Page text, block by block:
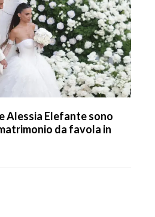
Alessia Elefante sono
da favola in